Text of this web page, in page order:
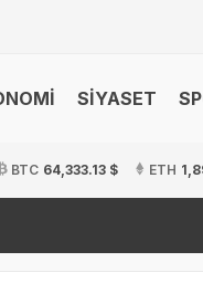
SİYASET
BTC 64,333.13 $ ETH